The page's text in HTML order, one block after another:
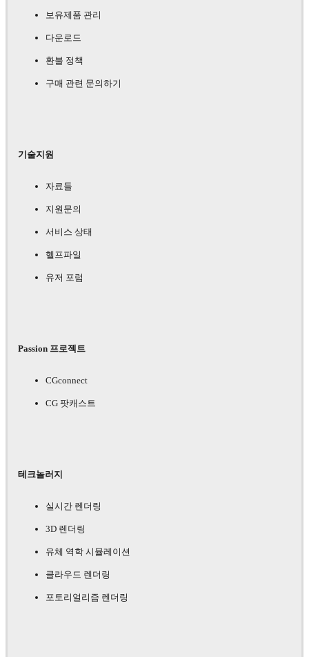
보유제품 관리
다운로드
환불 정책
구매 관련 문의하기
기술지원
자료들
지원문의
서비스 상태
헬프파일
유저 포럼
Passion 프로젝트
CGconnect
CG 팟캐스트
테크놀러지
실시간 렌더링
3D 렌더링
유체 역학 시뮬레이션
클라우드 렌더링
포토리얼리즘 렌더링